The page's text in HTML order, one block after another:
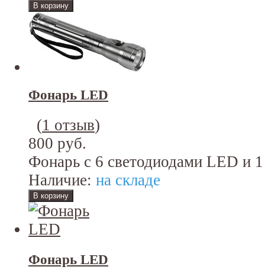
Фонарь LED
(1 отзыв)
800 руб.
Фонарь с 6 светодиодами LED и
Наличие: на складе
Фонарь LED